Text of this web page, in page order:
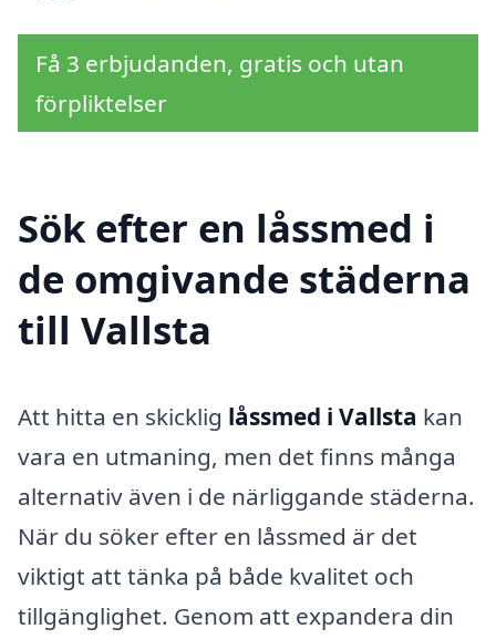
Få 3 erbjudanden, gratis och utan
förpliktelser
Sök efter en låssmed i
de omgivande städerna
till Vallsta
Att hitta en skicklig låssmed i Vallsta kan
vara en utmaning, men det finns många
alternativ även i de närliggande städerna.
När du söker efter en låssmed är det
viktigt att tänka på både kvalitet och
tillgänglighet. Genom att expandera din